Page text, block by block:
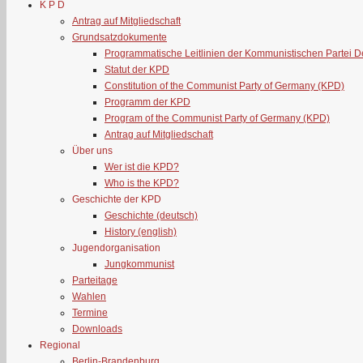
K P D
Antrag auf Mitgliedschaft
Grundsatzdokumente
Programmatische Leitlinien der Kommunistischen Partei
Statut der KPD
Constitution of the Communist Party of Germany (KPD)
Programm der KPD
Program of the Communist Party of Germany (KPD)
Antrag auf Mitgliedschaft
Über uns
Wer ist die KPD?
Who is the KPD?
Geschichte der KPD
Geschichte (deutsch)
History (english)
Jugendorganisation
Jungkommunist
Parteitage
Wahlen
Termine
Downloads
Regional